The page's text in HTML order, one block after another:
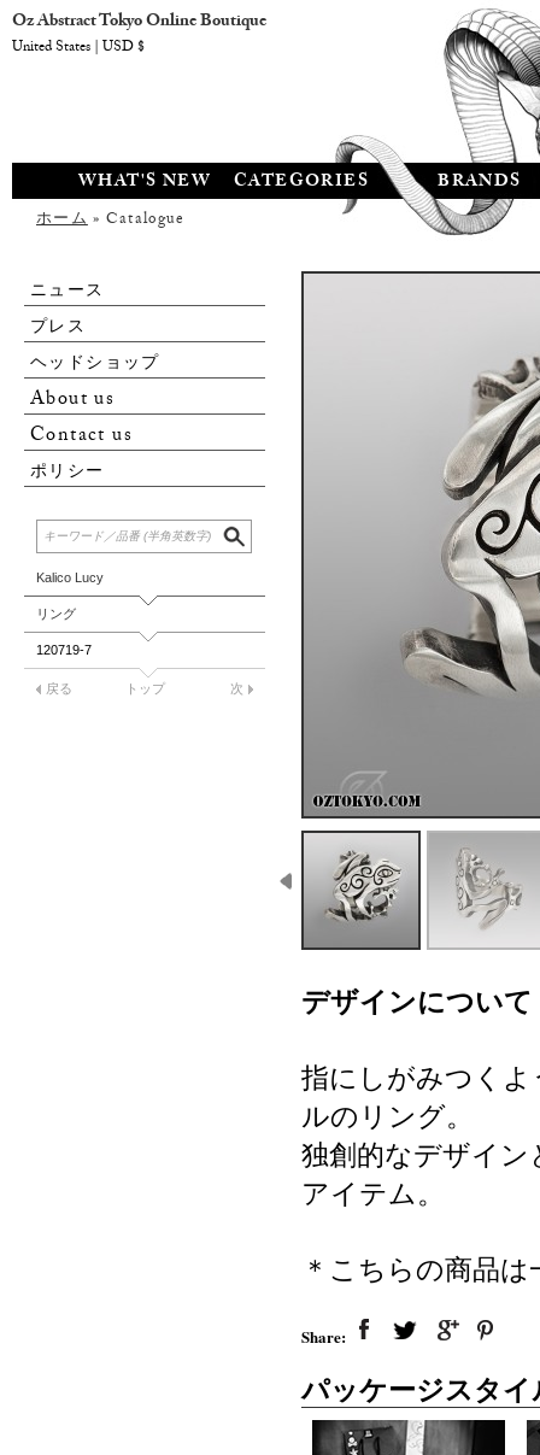
WHAT'S NEW CATEGORIES BRANDS
ホーム» Catalogue
ニュース
プレス
ヘッドショップ
About us
Contact us
ポリシー
Kalico Lucy
リング
120719-7
戻る トップ 次
デザインについて
指にしがみつく
ルのリング。
独創的なデザイ
アイテム。
＊こちらの商品
Share:
パッケージスタ
Oz Abstract Tokyo Online Boutique
United States | USD $